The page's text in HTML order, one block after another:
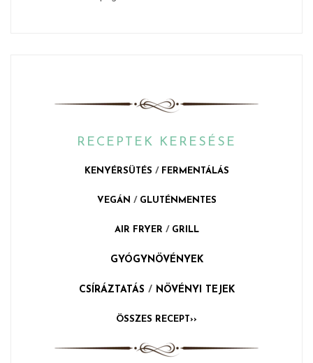
RECEPTEK KERESÉSE
KENYÉRSÜTÉS / FERMENTÁLÁS
VEGÁN / GLUTÉNMENTES
AIR FRYER / GRILL
GYÓGYNÖVÉNYEK
CSÍRÁZTATÁS / NÖVÉNYI TEJEK
ÖSSZES RECEPT››